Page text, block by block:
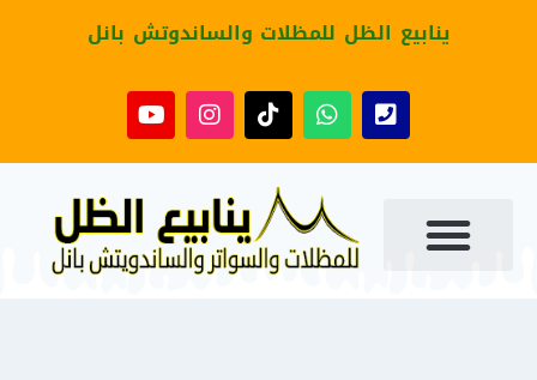
ينابيع الظل للمظلات والساندوتش بانل